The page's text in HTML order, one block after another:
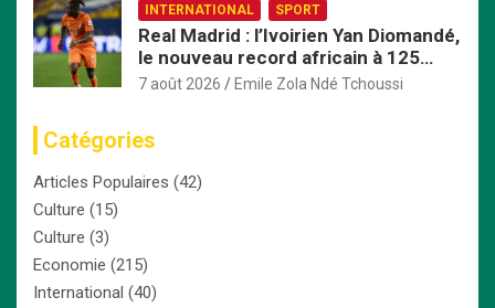
INTERNATIONAL SPORT
Real Madrid : l’Ivoirien Yan Diomandé,
le nouveau record africain à 125
millions d’euros
7 août 2026 Emile Zola Ndé Tchoussi
Catégories
Articles Populaires (42)
Culture (15)
Culture (3)
Economie (215)
International (40)